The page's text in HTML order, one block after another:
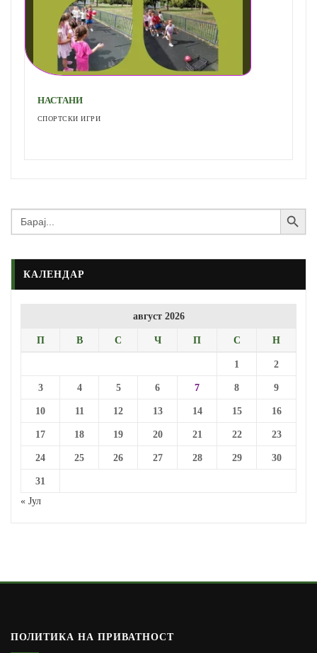
НАСТАНИ
СПОРТСКИ ИГРИ
Search
for:
Search Button
КАЛЕНДАР
август 2026
П В С Ч П С Н
1 2
3 4 5 6 7 8 9
10 11 12 13 14 15 16
17 18 19 20 21 22 23
24 25 26 27 28 29 30
31
« Јул
ПОЛИТИКА НА ПРИВАТНОСТ